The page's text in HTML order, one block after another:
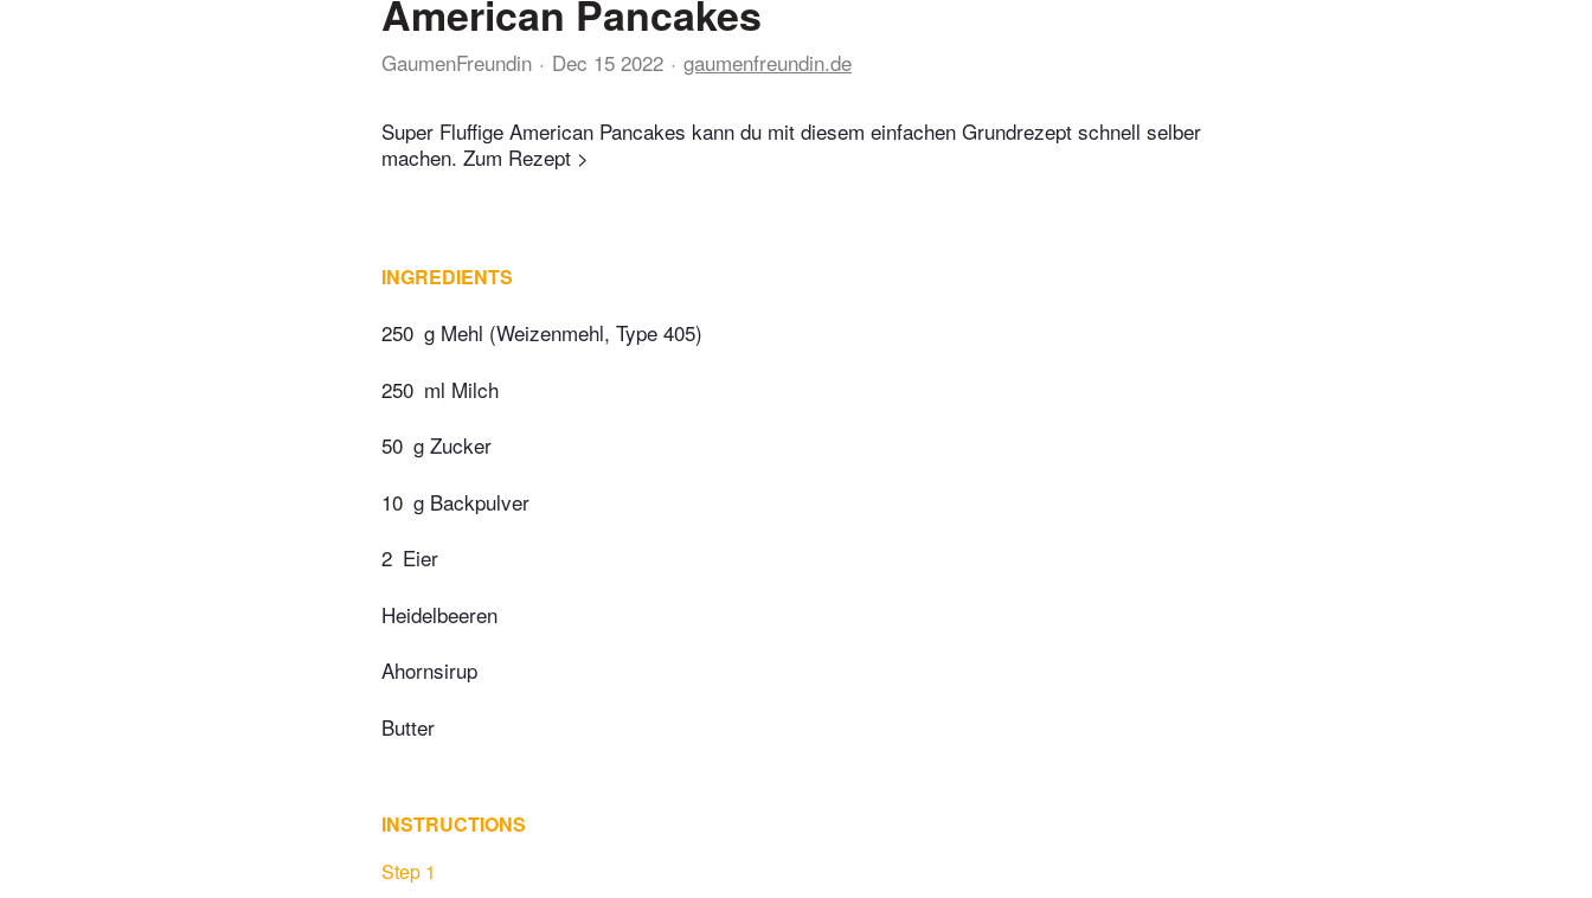
American Pancakes
GaumenFreundin Dec 15 2022 gaumenfreundin.de
Super Fluffige American Pancakes kann du mit diesem einfachen Grundrezept schnell selber
machen. Zum Rezept >
INGREDIENTS
250 g Mehl (Weizenmehl, Type 405)
250 ml Milch
50 g Zucker
10 g Backpulver
2 Eier
Heidelbeeren
Ahornsirup
Butter
INSTRUCTIONS
Step 1